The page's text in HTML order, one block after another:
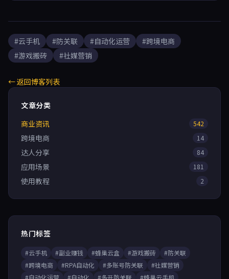
#云手机 #防关联 #自动化运营
#跨境电商
#游戏搬砖
#社媒营销
← 返回博客列表
文章分类
商业资讯
542
跨境电商 14
达人分享 84
应用场景 181
使用教程 2
热门标签
#云手机 #副业赚钱 #蜂巢云盒 #游戏搬砖
#防关联
#跨境电商
#RPA自动化 #多账号防关联
#社媒营销
#自动化运营
#自动化 #多开防关联
#蜂巢云手机